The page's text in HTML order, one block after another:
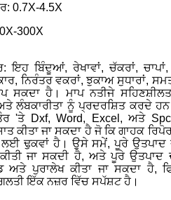
0.7X-4.5X
300X
ਇਹ ਬਿੰਦੂਆਂ, ਰੇਖਾਵਾਂ, ਚੱਕਰਾਂ,
ਨਿਰੰਤਰ ਵਕਰਾਂ, ਝੁਕਾਅ ਸੁਧਾਰਾਂ,
ਸਕਦਾ ਹੈ। ਮਾਪ ਨਤੀਜੇ
ਅਤੇ ਲੰਬਕਾਰੀਤਾ ਨੂੰ ਪ੍ਰਦਰਸ਼ਿਤ ਕਰਦੇ
'ਤੇ Dxf, Word, Excel, ਅਤੇ
ਕੀਤਾ ਜਾ ਸਕਦਾ ਹੈ ਜੋ ਕਿ ਗਾਹਕ
ਢੁਕਵਾਂ ਹੈ। ਉਸੇ ਸਮੇਂ, ਪੂਰੇ ਉਤਪਾਦ
ਜਾ ਸਕਦੀ ਹੈ, ਅਤੇ ਪੂਰੇ
ਅਤੇ ਪੁਰਾਲੇਖ ਕੀਤਾ ਜਾ ਸਕਦਾ ਹੈ,
ਇੱਕ ਨਜ਼ਰ ਵਿੱਚ ਸਪੱਸ਼ਟ ਹੈ।